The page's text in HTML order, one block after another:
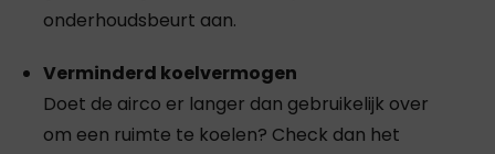
onderhoudsbeurt aan.
Verminderd koelvermogen
Doet de airco er langer dan gebruikelijk over
om een ruimte te koelen? Check dan het